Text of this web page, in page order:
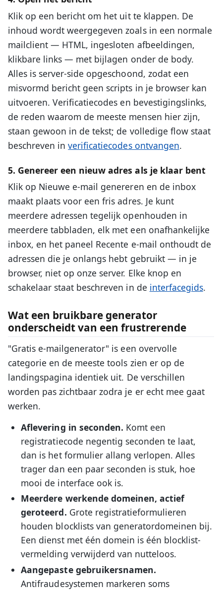
Klik op een bericht om het uit te klappen. De
inhoud wordt weergegeven zoals in een normale
mailclient — HTML, ingesloten afbeeldingen,
klikbare links — met bijlagen onder de body.
Alles is server-side opgeschoond, zodat een
misvormd bericht geen scripts in je browser kan
uitvoeren. Verificatiecodes en bevestigingslinks,
de reden waarom de meeste mensen hier zijn,
staan gewoon in de tekst; de volledige flow staat
beschreven inverificatiecodes ontvangen.
5. Genereer een nieuw adres als je klaar bent
Klik op Nieuwe e-mail genereren en de inbox
maakt plaats voor een fris adres. Je kunt
meerdere adressen tegelijk openhouden in
meerdere tabbladen, elk met een onafhankelijke
inbox, en het paneel Recente e-mail onthoudt de
adressen die je onlangs hebt gebruikt — in je
browser, niet op onze server. Elke knop en
schakelaar staat beschreven in de interfacegids.
Wat een bruikbare generator
onderscheidt van een frustrerende
"Gratis e-mailgenerator" is een overvolle
categorie en de meeste tools zien er op de
landingspagina identiek uit. De verschillen
worden pas zichtbaar zodra je er echt mee gaat
werken.
Aflevering in seconden. Komt een
registratiecode negentig seconden te laat,
dan is het formulier allang verlopen. Alles
trager dan een paar seconden is stuk, hoe
mooi de interface ook is.
Meerdere werkende domeinen, actief
geroteerd. Grote registratieformulieren
houden blocklists van generatordomeinen bij.
Een dienst met één domein is één blocklist-
vermelding verwijderd van nutteloos.
Aangepaste gebruikersnamen.
Antifraudesystemen markeren soms